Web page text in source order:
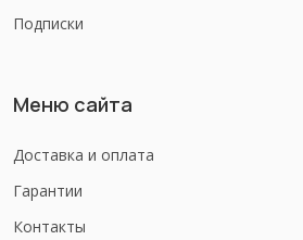
Подписки
Меню сайта
Доставка и оплата
Гарантии
Контакты